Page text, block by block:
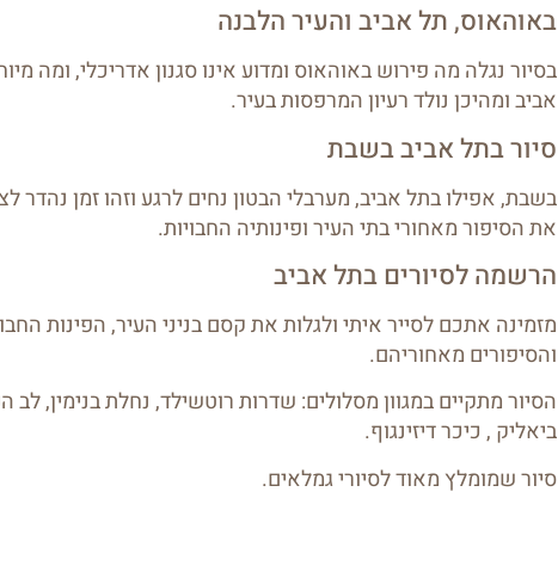
באוהאוס, תל אביב והעיר הלבנה
בסיור נגלה מה פירוש באוהאוס ומדוע אינו סגנון אדריכלי, ומה
אביב ומהיכן נולד רעיון המרפסות בעיר.
סיור בתל אביב בשבת
בשבת, אפילו בתל אביב, מערבלי הבטון נחים לרגע וזהו זמן נהדר
את הסיפור מאחורי בתי העיר ופינותיה החבויות.
הרשמה לסיורים בתל אביב
מזמינה אתכם לסייר איתי ולגלות את קסם בניני העיר, הפינות
והסיפורים מאחוריהם.
הסיור מתקיים במגוון מסלולים: שדרות רוטשילד, נחלת בנימין, לב
ביאליק , כיכר דיזינגוף.
סיור שמומלץ מאוד לסיורי גמלאים.